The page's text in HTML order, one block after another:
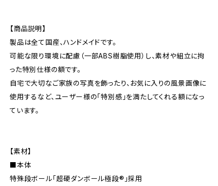
【商品説明】
製品は全て国産、ハンドメイドです。
可能な限り環境に配慮（一部ABS樹脂使用）し、素材や組立に拘
った特別仕様の額です。
自宅で大切なご家族の写真を飾ったり、お気に入りの風景画像に
使用するなど、ユーザー様の「特別感」を満たしてくれる額になっ
ています。
【素材】
■本体
特殊段ボール「超硬ダンボール極段®」採用